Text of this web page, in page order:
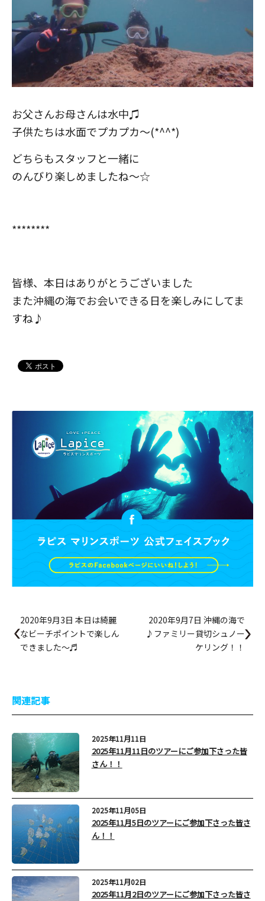
お父さんお母さんは水中♫
子供たちは水面でプカプカ～(*^^*)
どちらもスタッフと一緒に
のんびり楽しめましたね～☆
********
皆様、本日はありがとうございました
また沖縄の海でお会いできる日を楽しみにしてま
すね♪
2020年9月3日 本日は綺麗
なビーチポイントで楽しん
できました～♬
2020年9月7日 沖縄の海で
♪ファミリー貸切シュノー
ケリング！！
関連記事
2025年11月11日
2025年11月11日のツアーにご参加下さった皆
さん！！
2025年11月05日
2025年11月5日のツアーにご参加下さった皆さ
ん！！
2025年11月02日
2025年11月2日のツアーにご参加下さった皆さ